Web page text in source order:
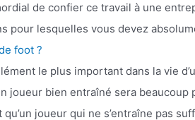
de confier ce travail à une
pour lesquelles vous devez
foot ?
le plus important dans la vie
joueur bien entraîné sera
joueur qui ne s’entraîne pas